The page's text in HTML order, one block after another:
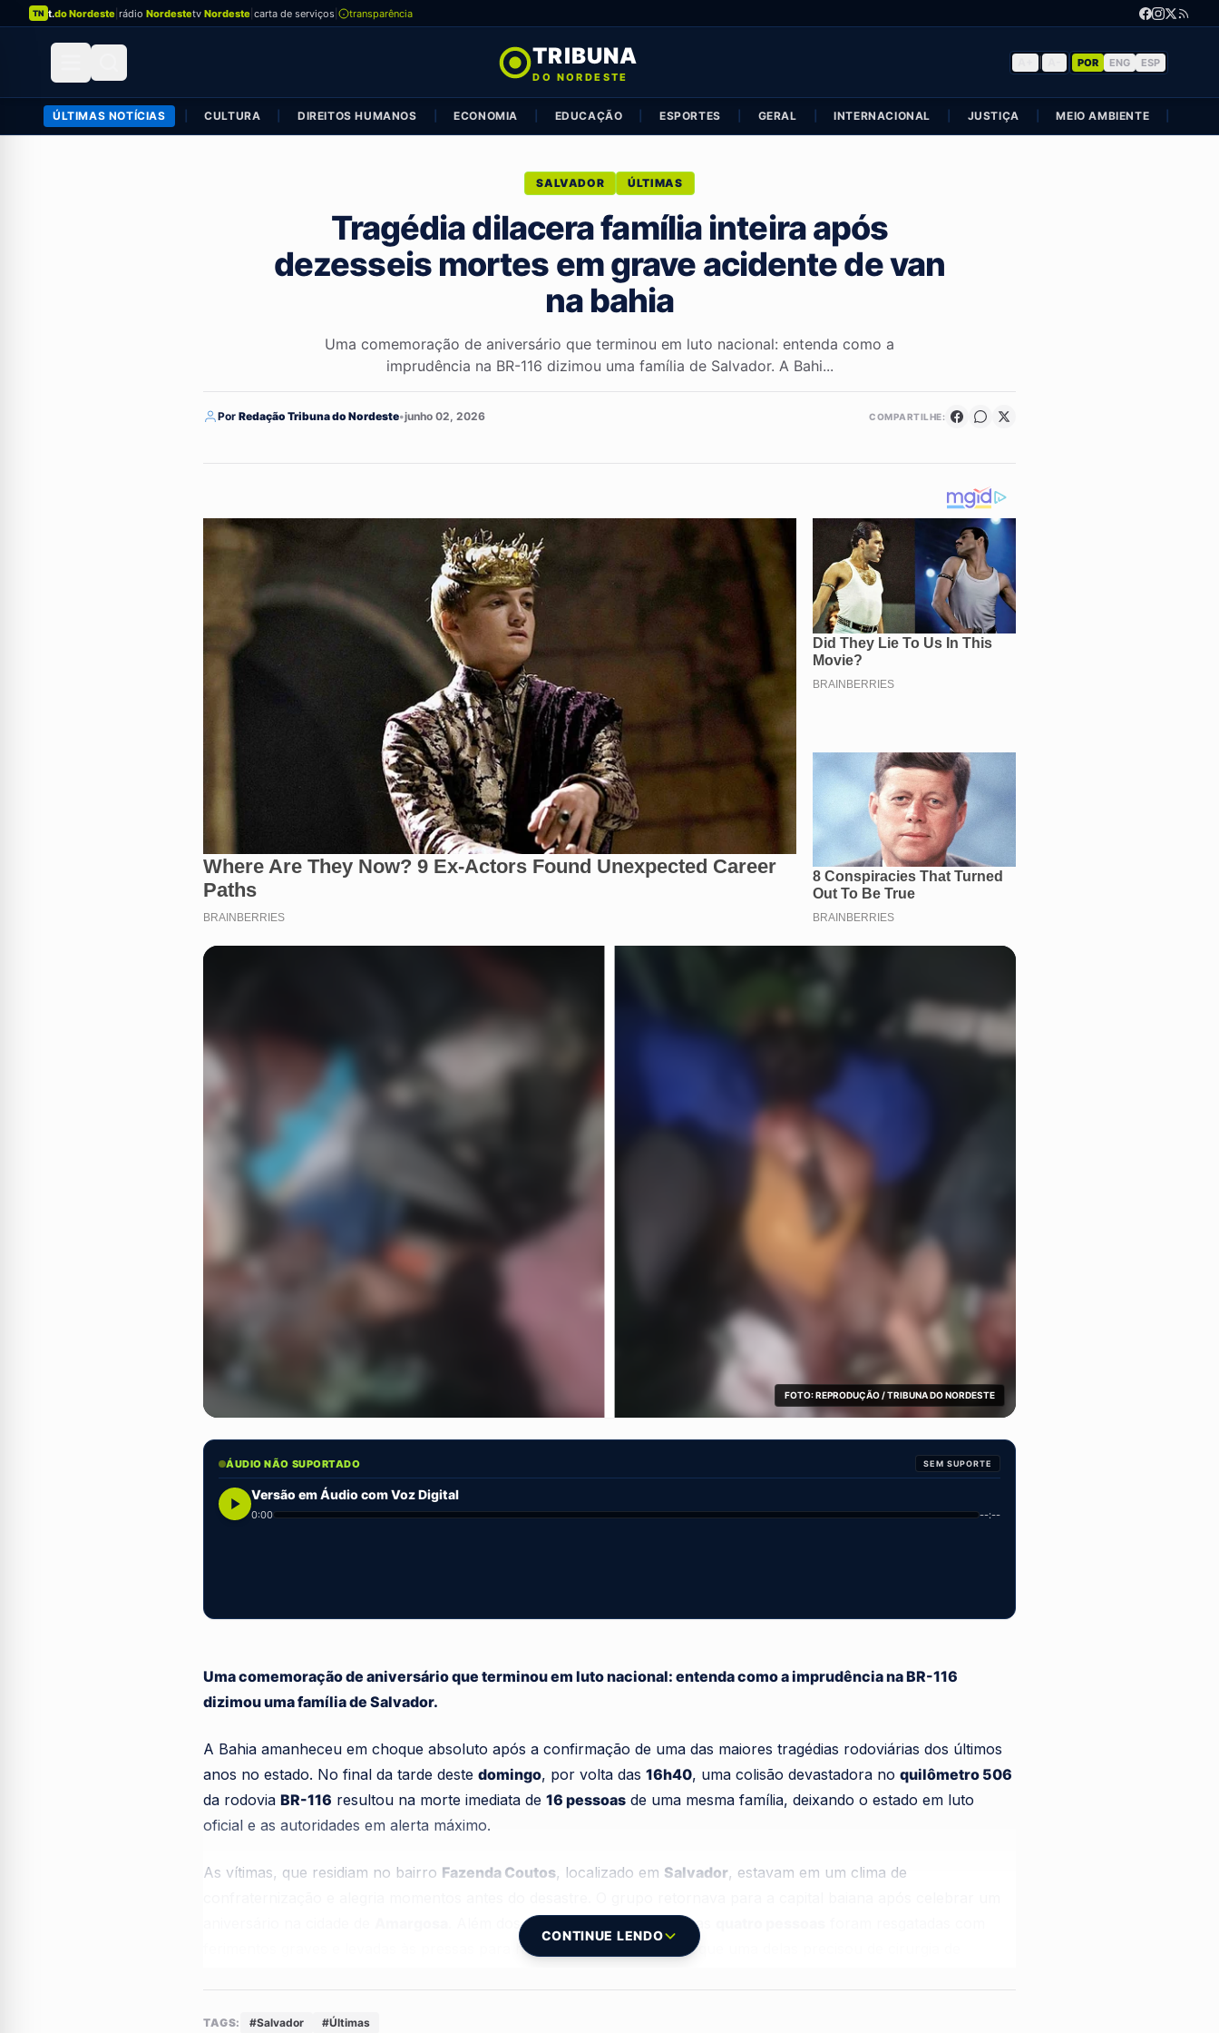
TN t.do Nordeste rádio Nordestetv Nordeste carta de serviços transparência
TRIBUNA
DO NORDESTE
POR ENG ESP
ÚLTIMAS NOTÍCIAS CULTURA DIREITOS HUMANOS ECONOMIA EDUCAÇÃO ESPORTES GERAL INTERNACIONAL JUSTIÇA MEIO AMBIENTE
SALVADOR ÚLTIMAS
Tragédia dilacera família inteira após
dezesseis mortes em grave acidente de van
na bahia
Uma comemoração de aniversário que terminou em luto nacional: entenda como a
imprudência na BR-116 dizimou uma família de Salvador. A Bahi...
Por Redação Tribuna do Nordeste•junho 02, 2026 COMPARTILHE:
FOTO: REPRODUÇÃO / TRIBUNA DO NORDESTE
ÁUDIO NÃO SUPORTADO SEM SUPORTE
Versão em Áudio com Voz Digital
0:00 --:--
Uma comemoração de aniversário que terminou em luto nacional: entenda como a imprudência na BR-116
dizimou uma família de Salvador.
A Bahia amanheceu em choque absoluto após a confirmação de uma das maiores tragédias rodoviárias dos últimos
anos no estado. No final da tarde deste domingo, por volta das 16h40, uma colisão devastadora no quilômetro 506
da rodovia BR-116 resultou na morte imediata de 16 pessoas de uma mesma família, deixando o estado em luto
oficial e as autoridades em alerta máximo.
As vítimas, que residiam no bairro Fazenda Coutos, localizado em Salvador, estavam em um clima de
. Além dos óbitos confirmados, outras
ferimentos graves e levadas às pressas para hospitais da região, sendo que uma delas precisou de cirurgia de
De acordo com informações detalhadas pela
CONTINUE LENDO
TAGS: #Salvador #Últimas